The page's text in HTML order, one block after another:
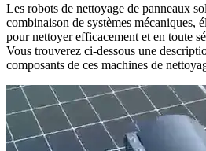
Les robots de nettoyage de panneaux
combinaison de systèmes mécaniques,
pour nettoyer efficacement et en toute
Vous trouverez ci-dessous une
composants de ces machines de